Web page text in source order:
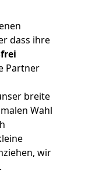
dass ihre
Partner
breite
Wahl
wir